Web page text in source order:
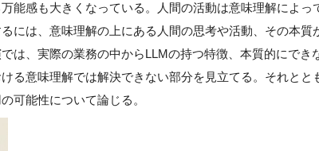
能感も大きくなっている。人間の活動は意味理解によっ
には、意味理解の上にある人間の思考や活動、その本質
は、実際の業務の中からLLMの持つ特徴、本質的にでき
る意味理解では解決できない部分を見立てる。それと
可能性について論じる。